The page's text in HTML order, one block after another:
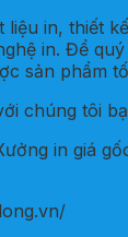
liệu in, thiết
in. Để
sản phẩm
chúng tôi
in giá